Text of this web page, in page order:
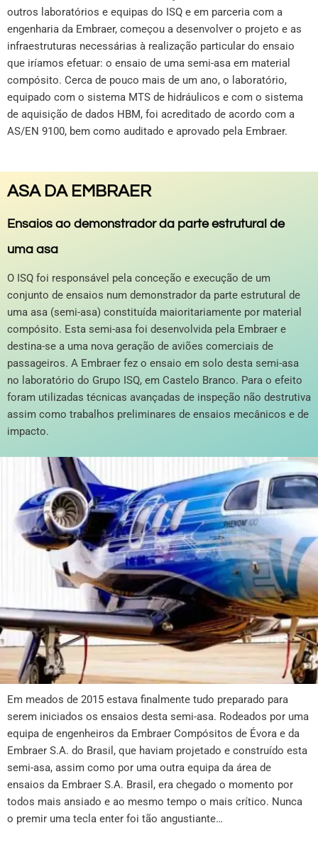
outros laboratórios e equipas do ISQ e em parceria com a
engenharia da Embraer, começou a desenvolver o projeto e as
infraestruturas necessárias à realização particular do ensaio
que iríamos efetuar: o ensaio de uma semi-asa em material
compósito. Cerca de pouco mais de um ano, o laboratório,
equipado com o sistema MTS de hidráulicos e com o sistema
de aquisição de dados HBM, foi acreditado de acordo com a
AS/EN 9100, bem como auditado e aprovado pela Embraer.
ASA DA EMBRAER
Ensaios ao demonstrador da parte estrutural de
uma asa
O ISQ foi responsável pela conceção e execução de um
conjunto de ensaios num demonstrador da parte estrutural de
uma asa (semi-asa) constituída maioritariamente por material
compósito. Esta semi-asa foi desenvolvida pela Embraer e
destina-se a uma nova geração de aviões comerciais de
passageiros. A Embraer fez o ensaio em solo desta semi-asa
no laboratório do Grupo ISQ, em Castelo Branco. Para o efeito
foram utilizadas técnicas avançadas de inspeção não destrutiva
assim como trabalhos preliminares de ensaios mecânicos e de
impacto.
Em meados de 2015 estava finalmente tudo preparado para
serem iniciados os ensaios desta semi-asa. Rodeados por uma
equipa de engenheiros da Embraer Compósitos de Évora e da
Embraer S.A. do Brasil, que haviam projetado e construído esta
semi-asa, assim como por uma outra equipa da área de
ensaios da Embraer S.A. Brasil, era chegado o momento por
todos mais ansiado e ao mesmo tempo o mais crítico. Nunca
o premir uma tecla enter foi tão angustiante…